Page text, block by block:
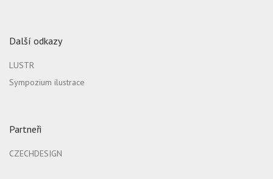
Další odkazy
LUSTR
Sympozium ilustrace
Partneři
CZECHDESIGN